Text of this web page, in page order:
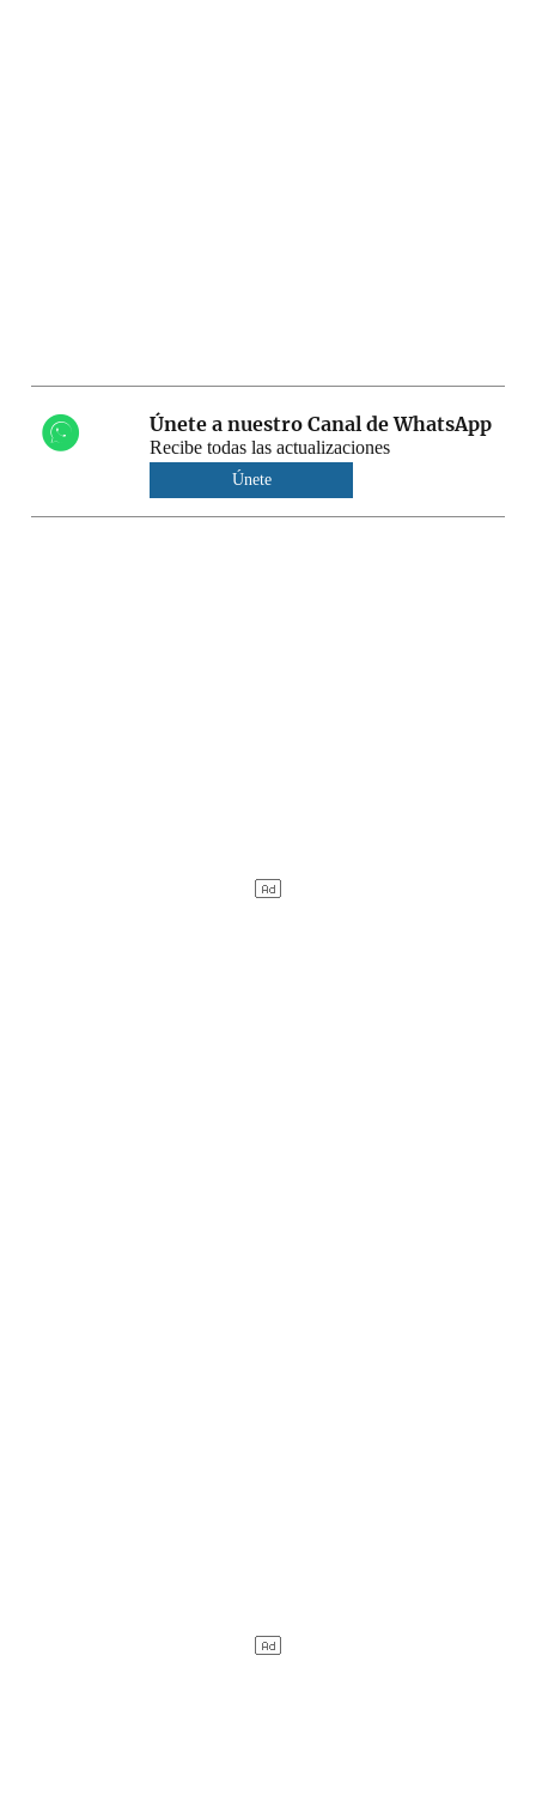
Únete a nuestro Canal de WhatsApp
Recibe todas las actualizaciones
Únete